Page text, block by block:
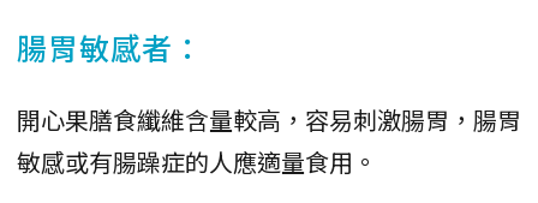
腸胃敏感者：
開心果膳食纖維含量較高，容易刺激腸胃，腸胃
敏感或有腸躁症的人應適量食用。